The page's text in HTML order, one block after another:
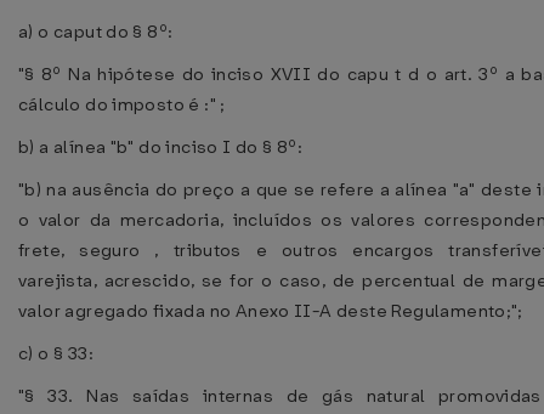
a) o caput do § 8º:
"§ 8º Na hipótese do inciso XVII do capu t d o art. 3º a
cálculo do imposto é :" ;
b) a alínea "b" do inciso I do § 8º:
"b) na ausência do preço a que se refere a alínea "a" deste
o valor da mercadoria, incluídos os valores
frete, seguro , tributos e outros encargos
varejista, acrescido, se for o caso, de percentual de
valor agregado fixada no Anexo II-A deste Regulamento;";
c) o § 33:
"§ 33. Nas saídas internas de gás natural